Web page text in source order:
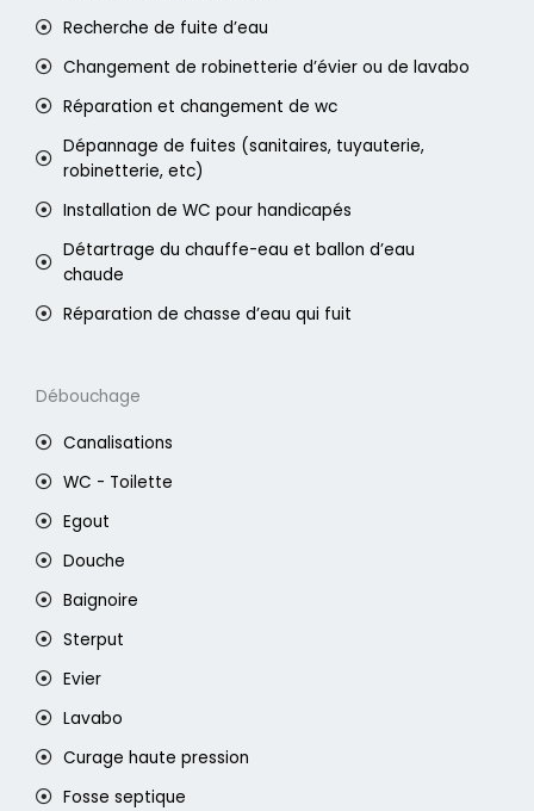
Recherche de fuite d’eau
Changement de robinetterie d’évier ou de lavabo
Réparation et changement de wc
Dépannage de fuites (sanitaires, tuyauterie,
robinetterie, etc)
Installation de WC pour handicapés
Détartrage du chauffe-eau et ballon d’eau
chaude
Réparation de chasse d’eau qui fuit
Débouchage
Canalisations
WC - Toilette
Egout
Douche
Baignoire
Sterput
Evier
Lavabo
Curage haute pression
Fosse septique